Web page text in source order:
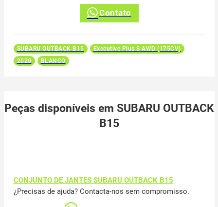
Contato
SUBARU OUTBACK B15
Executive Plus S AWD (175CV)
2020
BLANCO
Peças disponíveis em SUBARU OUTBACK
B15
CONJUNTO DE JANTES SUBARU OUTBACK B15
¿Precisas de ajuda? Contacta-nos sem compromisso.